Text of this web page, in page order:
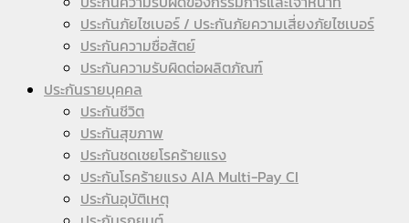
ประกันภัยไซเบอร์ / ประกันภัยความเสี่ยงภัยไซเบอร์
ประกันความซื่อสัตย์
ประกันความรับผิดต่อผลิตภัณฑ์
ประกันรายบุคคล
ประกันชีวิต
ประกันสุขภาพ
ประกันชดเชยโรคร้ายแรง
ประกันโรคร้ายแรง AIA Multi-Pay CI
ประกันอุบัติเหตุ